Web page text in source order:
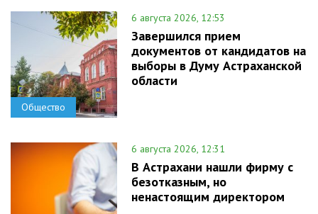
Общество
6 августа 2026, 12:53
Завершился прием
документов от кандидатов на
выборы в Думу Астраханской
области
6 августа 2026, 12:31
В Астрахани нашли фирму с
безотказным, но
ненастоящим директором